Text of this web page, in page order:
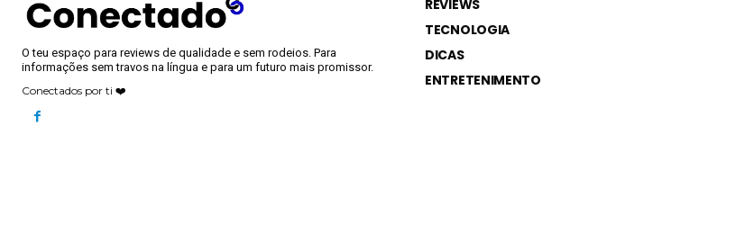
O teu espaço para reviews de qualidade e sem rodeios. Para
informações sem travos na língua e para um futuro mais promissor.
Conectados por ti ❤️
REVIEWS
TECNOLOGIA
DICAS
ENTRETENIMENTO